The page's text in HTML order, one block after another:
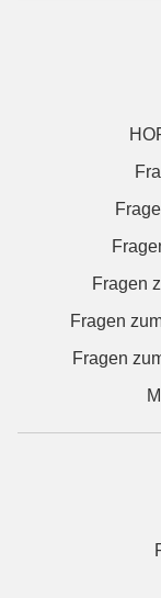
Fragen
Fragen
Fragen